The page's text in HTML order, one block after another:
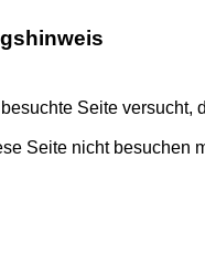
Seite versucht,
Seite nicht besuchen